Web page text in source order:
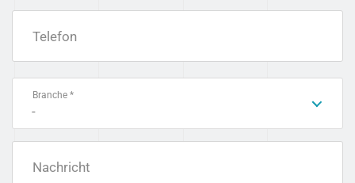
Telefon
Branche *
-
Nachricht